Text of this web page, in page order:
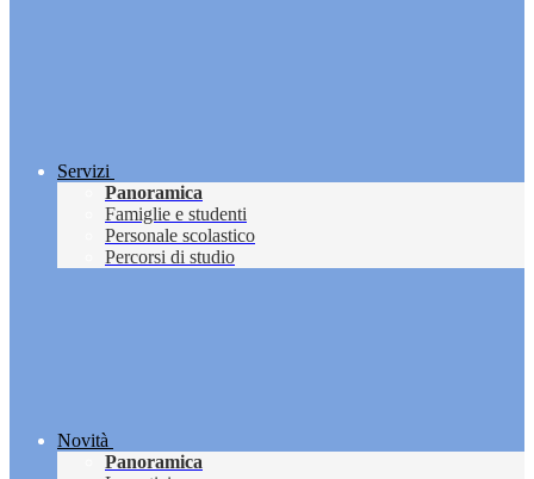
Servizi
Panoramica
Famiglie e studenti
Personale scolastico
Percorsi di studio
Novità
Panoramica